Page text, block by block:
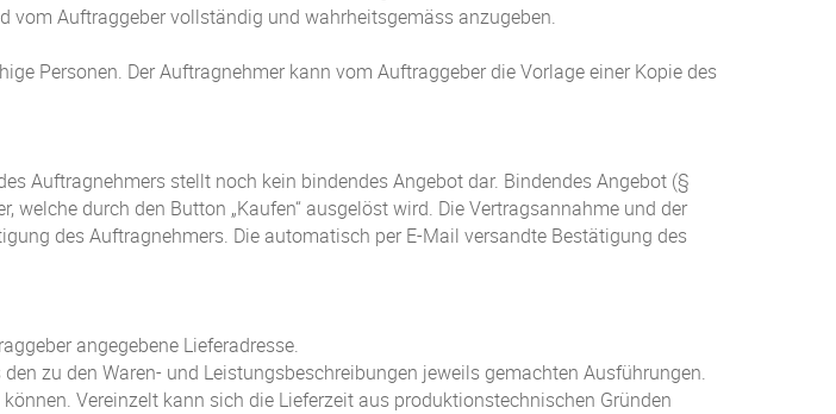
vom Auftraggeber vollständig und wahrheitsgemäss anzugeben.
Personen. Der Auftragnehmer kann vom Auftraggeber die Vorlage einer Kopie des
Auftragnehmers stellt noch kein bindendes Angebot dar. Bindendes Angebot (§
durch den Button „Kaufen“ ausgelöst wird. Die Vertragsannahme und der
des Auftragnehmers. Die automatisch per E-Mail versandte Bestätigung des
angegebene Lieferadresse.
zu den Waren- und Leistungsbeschreibungen jeweils gemachten Ausführungen.
Vereinzelt kann sich die Lieferzeit aus produktionstechnischen Gründen